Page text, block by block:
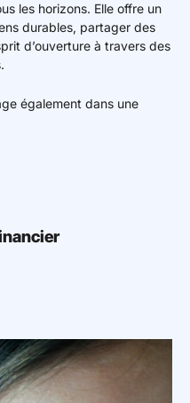
donateur
les horizons. Elle offre un
durables, partager des
d’ouverture à travers des
également dans une